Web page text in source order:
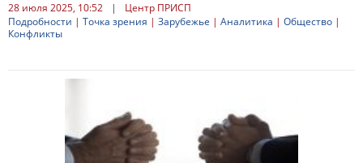
28 июля 2025, 10:52 |
Центр ПРИСП
Подробности | Точка зрения | Зарубежье | Аналитика | Общество |
Конфликты